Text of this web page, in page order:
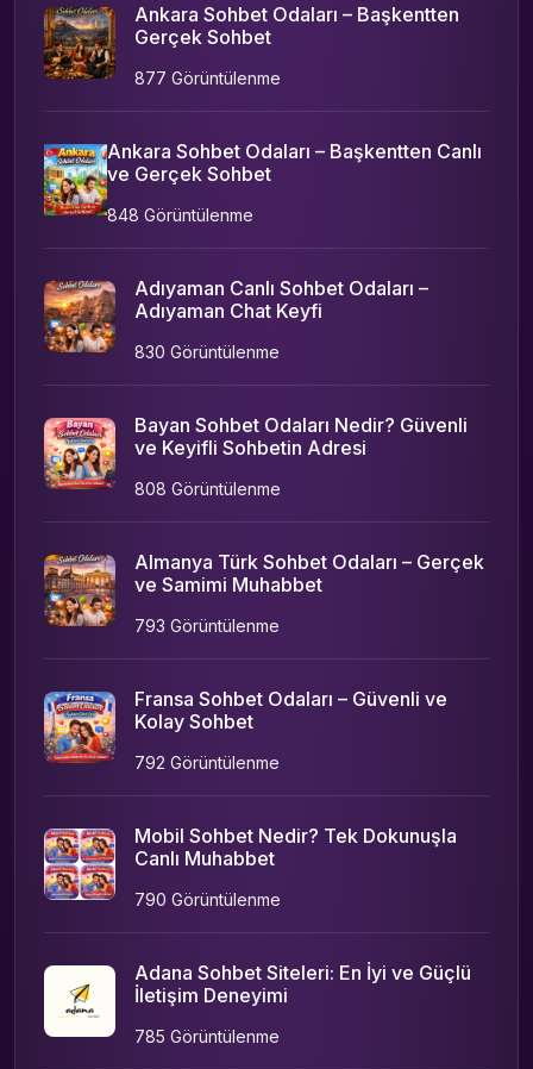
Ankara Sohbet Odaları – Başkentten
Gerçek Sohbet
877 Görüntülenme
Ankara Sohbet Odaları – Başkentten Canlı
ve Gerçek Sohbet
848 Görüntülenme
Adıyaman Canlı Sohbet Odaları –
Adıyaman Chat Keyfi
830 Görüntülenme
Bayan Sohbet Odaları Nedir? Güvenli
ve Keyifli Sohbetin Adresi
808 Görüntülenme
Almanya Türk Sohbet Odaları – Gerçek
ve Samimi Muhabbet
793 Görüntülenme
Fransa Sohbet Odaları – Güvenli ve
Kolay Sohbet
792 Görüntülenme
Mobil Sohbet Nedir? Tek Dokunuşla
Canlı Muhabbet
790 Görüntülenme
Adana Sohbet Siteleri: En İyi ve Güçlü
İletişim Deneyimi
785 Görüntülenme